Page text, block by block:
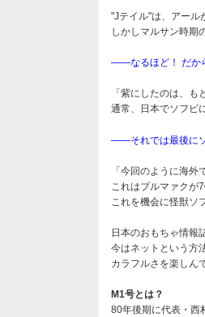
"Jテイル"は、アール
しかしマルサン時期
――なるほど！ だか
「紫にしたのは、
通常、日本でソフビ
――それでは最後にソ
「今回のように海
これはブルマァクが
これを機会に怪獣ソ
日本のおもちゃ情報
今はネットという方
カラフルさを楽しん
M1号とは？
80年後期に代表・西